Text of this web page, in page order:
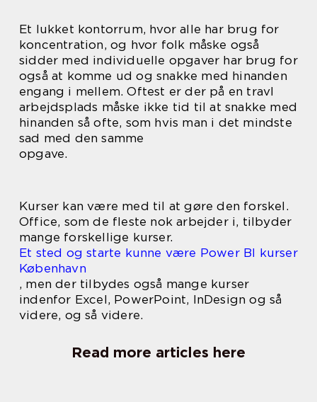
Et lukket kontorrum, hvor alle har brug for
koncentration, og hvor folk måske også
sidder med individuelle opgaver har brug for
også at komme ud og snakke med hinanden
engang i mellem. Oftest er der på en travl
arbejdsplads måske ikke tid til at snakke med
hinanden så ofte, som hvis man i det mindste
sad med den samme
opgave.
Kurser kan være med til at gøre den forskel.
Office, som de fleste nok arbejder i, tilbyder
mange forskellige kurser.
Et sted og starte kunne være Power BI kurser
København
, men der tilbydes også mange kurser
indenfor Excel, PowerPoint, InDesign og så
videre, og så videre.
Read more articles here